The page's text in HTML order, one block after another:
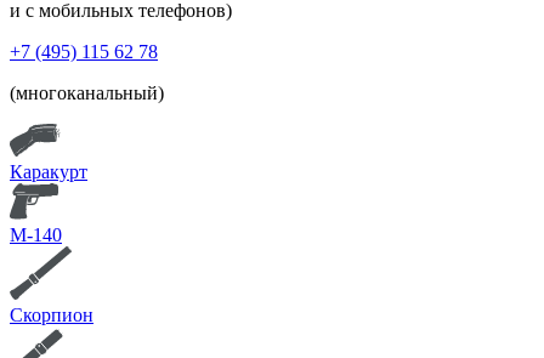
и с мобильных телефонов)
+7 (495) 115 62 78
(многоканальный)
Каракурт
М-140
Скорпион